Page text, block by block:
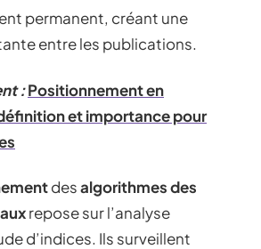
permanent, créant une
entre les publications.
:Positionnement en
et importance pour
desalgorithmes des
repose sur l’analyse
d’indices. Ils surveillent